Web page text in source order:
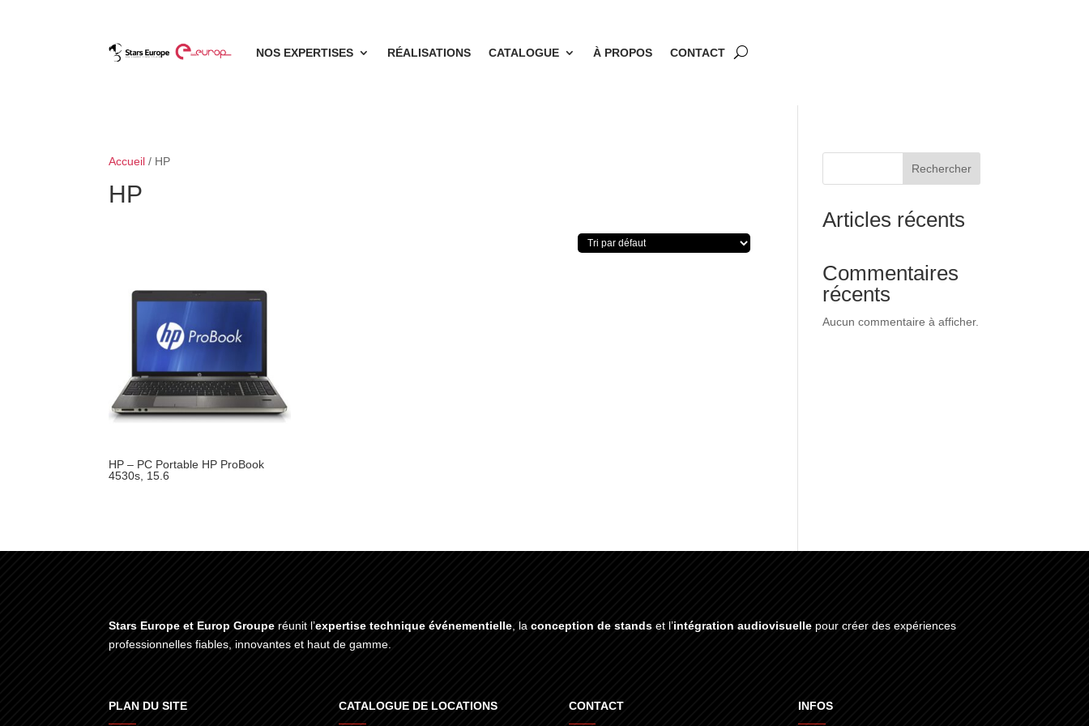
NOS EXPERTISES RÉALISATIONS CATALOGUE À PROPOS CONTACT
Accueil / HP
HP
HP – PC Portable HP ProBook
4530s, 15.6
Rechercher
Articles récents
Commentaires
récents
Aucun commentaire à afficher.
Stars Europe et Europ Groupe réunit l’expertise technique événementielle , laconception de stands et l’intégration audiovisuelle pour créer des expériences
professionnelles fiables, innovantes et haut de gamme.
PLAN DU SITE CATALOGUE DE LOCATIONS CONTACT INFOS